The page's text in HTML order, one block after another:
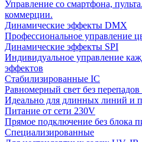
Управление со смартфона,
коммерции.
Динамические эффекты DMX
Профессиональное управление
Динамические эффекты SPI
Индивидуальное управление
эффектов
Стабилизированные IC
Равномерный свет без
Идеально для длинных линий и
Питание от сети 230V
Прямое подключение без блока
Специализированные